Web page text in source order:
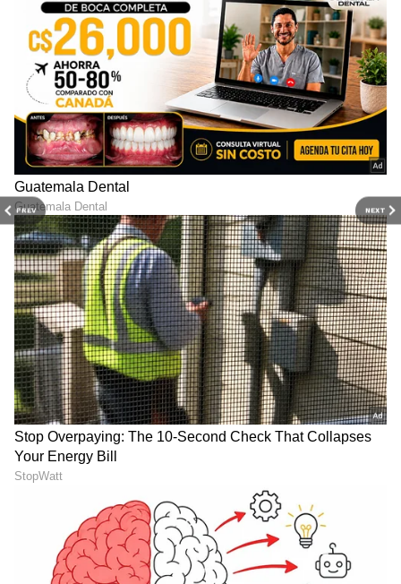
PREV NEXT
ಇನ್ನಷ್ಟು ಕಾಲಾವಕಾಶ
ಇಷ್ಟೆಲ್ಲಾ ಮುಗಿಯಲು ಇನ್ನೂ ಸ್ವಲ್ಪ ಕಾಲಾವಲಾಶ ಬೇಕೇ
ಬೇಕು. ಆದ್ದರಿಂದ ಸೀರಿಯಲ್​ ಯಾವಾಗ ಮುಗಿಯತ್ತೆ
ಎನ್ನುವುದು ಇನ್ನೂ ಕನ್​ಫರ್ಮ್​ ಆಗಿಲ್ಲವಾದರೂ ಶೂಟಿಂಗ್​
ಅಂತೂ ಮುಗಿದಿರುವುದು ನಟಿ ಸುಷ್ಮಾ ಅವರ ಪೋಸ್ಟ್​ನಿಂದ
ತಿಳಿದು ಬರುತ್ತಿದೆ. ಇದು ಭಾಗ್ಯಲಕ್ಷ್ಮಿ ಸೀರಿಯಲ್​ ಪ್ರೇಮಿಗಳಿಗೆ
ಬೇಸರ ತಂದಿದೆ.
LATEST VIDEOS
ಕನ್ನಡ ಸಿನಿಮಾ (Kannada Cinema News
ಕಾರ್ಯಕ್ರಮಗಳು (Kannada TV Shows), ಸೆಲೆಬ್ರಿಟಿ
ಸುದ್ದಿಗಳು ಮತ್ತು ಇತ್ತೀಚಿನ ಸುದ್ದಿಗಳಿಗಾಗಿ ಏಷ್ಯಾನೆಟ್
ಸುವರ್ಣ ನ್ಯೂಸ್‌ನಲ್ಲಿ ಮನರಂಜನಾ ವಿಭಾಗ ನೋಡಿ.